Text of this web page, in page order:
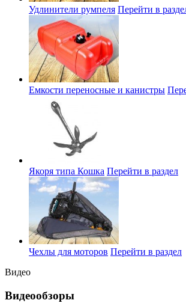
Удлинители румпеля Перейти в
Емкости переносные и канистры
Якоря типа Кошка Перейти в раздел
Чехлы для моторов Перейти в раздел
Видео
Видеообзоры